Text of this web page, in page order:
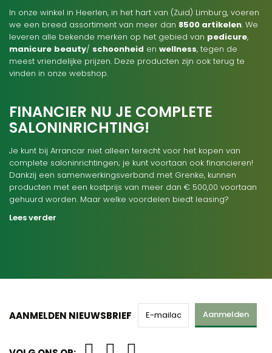
In onze winkel in Heerlen, in het hart van (Zuid) Limburg, voeren
we een breed assortiment van meer dan 8500 artikelen. We
leveren alle bekende merken op het gebied van pedicure,
manicure beauty/ schoonheid en wellness, tegen de
meest vriendelijke prijzen. Deze producten zijn ook terug te
vinden in onze webshop.
FINANCIER NU JE COMPLETE
SALONINRICHTING!
Je kunt bij Arrancar niet alleen terecht voor het kopen van
complete saloninrichtingen; je kunt voortaan ook financieren!
Dankzij een samenwerkingsverband met Grenke, kunnen
producten met een kostprijs van meer dan € 500,00 voortaan
gehuurd worden. Maar welke voordelen biedt leasing?
Lees verder
AANMELDEN NIEUWSBRIEF Aanmelden